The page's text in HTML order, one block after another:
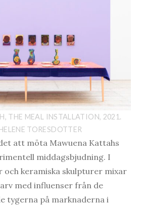
THE MEAL INSTALLATION, 2021.
TORESDOTTER
att möta Mawuena Kattahs
middagsbjudning. I
keramiska skulpturer mixar
med influenser från de
tygerna på marknaderna i